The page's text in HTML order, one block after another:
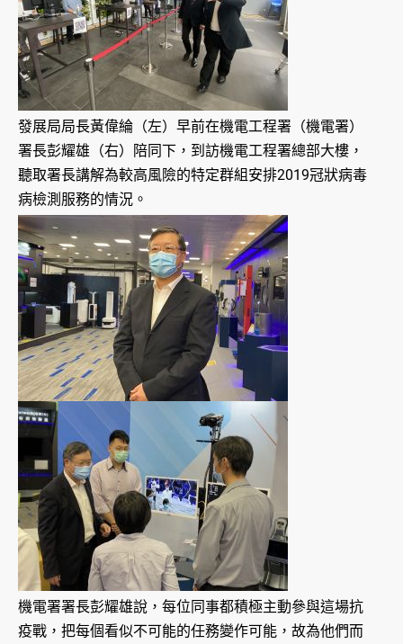
發展局局長黃偉綸（左）早前在機電工程署（機電署）
署長彭耀雄（右）陪同下，到訪機電工程署總部大樓，
聽取署長講解為較高風險的特定群組安排2019冠狀病毒
病檢測服務的情況。
機電署署長彭耀雄說，每位同事都積極主動參與這場抗
疫戰，把每個看似不可能的任務變作可能，故為他們而